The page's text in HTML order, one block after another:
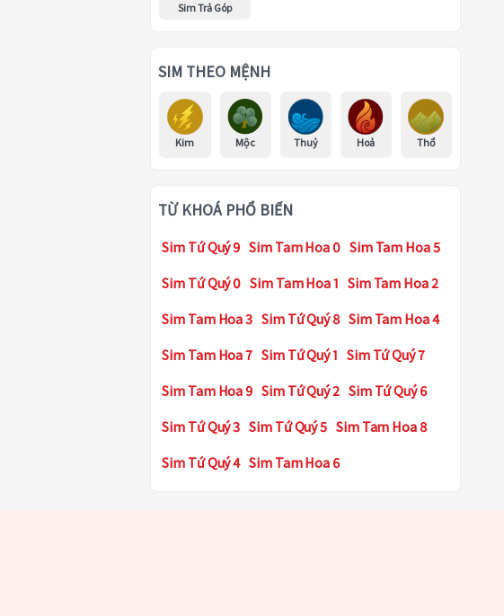
Sim Trả Góp
SIM THEO MỆNH
Kim Mộc Thuỷ Hoả Thổ
TỪ KHOÁ PHỔ BIẾN
Sim Tứ Quý 9 Sim Tam Hoa 0 Sim Tam Hoa 5
Sim Tứ Quý 0 Sim Tam Hoa 1 Sim Tam Hoa 2
Sim Tam Hoa 3 Sim Tứ Quý 8 Sim Tam Hoa 4
Sim Tam Hoa 7 Sim Tứ Quý 1 Sim Tứ Quý 7
Sim Tam Hoa 9 Sim Tứ Quý 2 Sim Tứ Quý 6
Sim Tứ Quý 3 Sim Tứ Quý 5 Sim Tam Hoa 8
Sim Tứ Quý 4 Sim Tam Hoa 6